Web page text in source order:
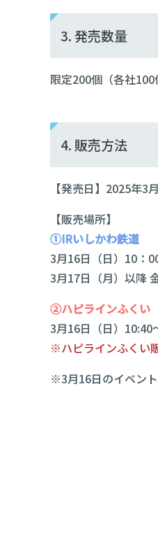
3. 発売数量
限定200個（各社
4. 販売方法
【発売日】2025年3
【販売場所】
①IRいしかわ鉄道
3月16日（日）10：
3月17日（月）以降
②ハピラインふくい
3月16日（日）10:40
※ハピラインふくい
※3月16日のイベン